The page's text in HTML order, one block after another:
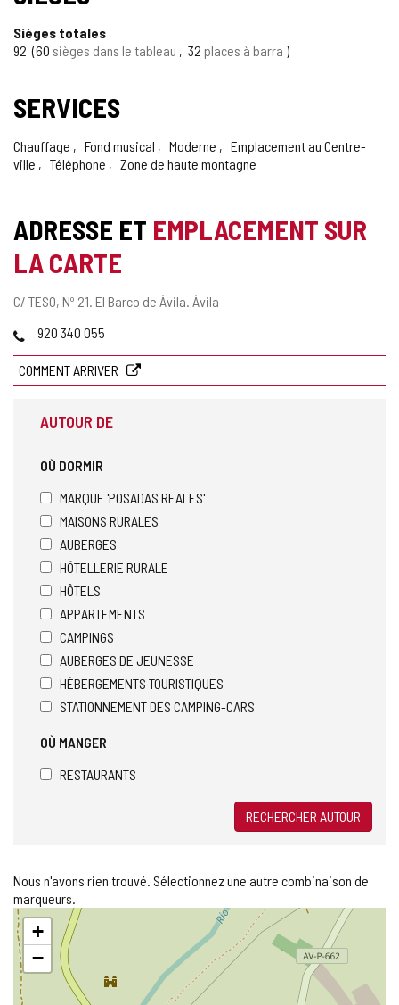
Sièges totales
92 60 sièges dans le tableau 32 places à barra
SERVICES
Chauffage Fond musical Moderne
Emplacement au Centre-
ville
Téléphone Zone de haute montagne
ADRESSE ET EMPLACEMENT SUR
LA CARTE
Adresse
C/ TESO, Nº 21. El Barco de Ávila. Ávila
Téléphones
920 340 055
COMMENT ARRIVER
AUTOUR DE
OÙ DORMIR
MARQUE 'POSADAS REALES'
MAISONS RURALES
AUBERGES
HÔTELLERIE RURALE
HÔTELS
APPARTEMENTS
CAMPINGS
AUBERGES DE JEUNESSE
HÉBERGEMENTS TOURISTIQUES
STATIONNEMENT DES CAMPING-CARS
OÙ MANGER
RESTAURANTS
RECHERCHER AUTOUR
Nous n'avons rien trouvé. Sélectionnez une autre combinaison de
marqueurs.
Sauter
la
carte
+
−